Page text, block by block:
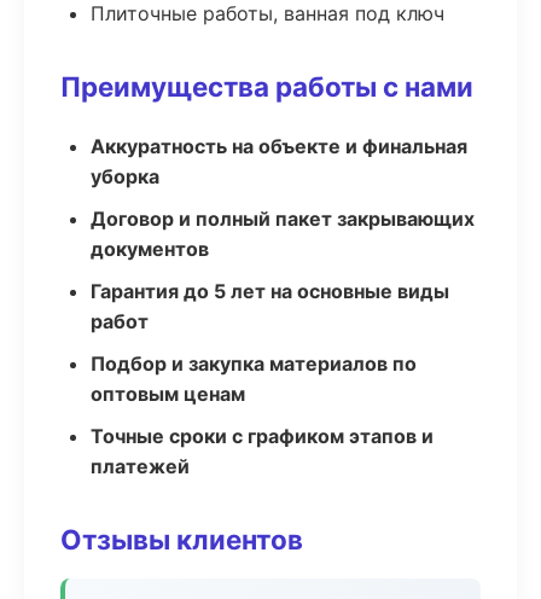
Плиточные работы, ванная под ключ
Преимущества работы с нами
Аккуратность на объекте и финальная
уборка
Договор и полный пакет закрывающих
документов
Гарантия до 5 лет на основные виды
работ
Подбор и закупка материалов по
оптовым ценам
Точные сроки с графиком этапов и
платежей
Отзывы клиентов